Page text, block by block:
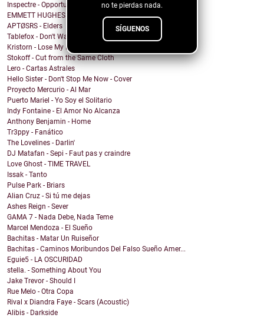
no te pierdas nada.
SÍGUENOS
Inspectre - Opportunity
EMMETT HUGHES - What Will I Do
APTØSRS - Elders
Tablefox - Don't Wait For Me To Be What You Want M...
Kristorn - Lose My Mind
Stokoff - Cut from the Same Cloth
Lero - Cartas Astrales
Hello Sister - Don't Stop Me Now - Cover
Proyecto Mercurio - Al Mar
Puerto Mariel - Yo Soy el Solitario
Indy Fontaine - El Amor No Alcanza
Anthony Benjamin - Home
Tr3ppy - Fanático
The Lovelines - Darlin'
DJ Matafan - Sepi - Faut pas y craindre
Love Ghost - TIME TRAVEL
Issak - Tanto
Pulse Park - Briars
Alian Cruz - Si tú me dejas
Ashes Reign - Sever
GAMA 7 - Nada Debe, Nada Teme
Marcel Mendoza - El Sueño
Bachitas - Matar Un Ruiseñor
Bachitas - Caminos Moribundos Del Falso Sueño Amer...
Eguie5 - LA OSCURIDAD
stella. - Something About You
Jake Trevor - Should I
Rue Melo - Otra Copa
Rival x Diandra Faye - Scars (Acoustic)
Alibis - Darkside